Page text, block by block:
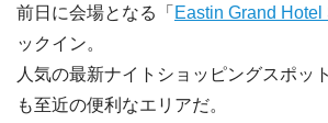
前日に会場となる「 Eastin Grand Hotel
ックイン。
人気の最新ナイトショッピングスポッ
も至近の便利なエリアだ。